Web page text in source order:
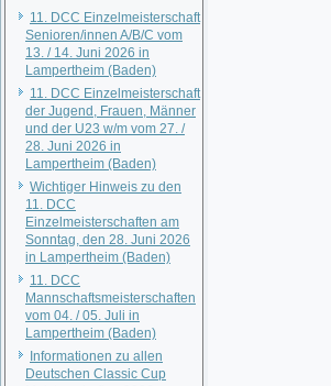
11. DCC Einzelmeisterschaft
Senioren/innen A/B/C vom
13. / 14. Juni 2026 in
Lampertheim (Baden)
11. DCC Einzelmeisterschaft
der Jugend, Frauen, Männer
und der U23 w/m vom 27. /
28. Juni 2026 in
Lampertheim (Baden)
Wichtiger Hinweis zu den
11. DCC
Einzelmeisterschaften am
Sonntag, den 28. Juni 2026
in Lampertheim (Baden)
11. DCC
Mannschaftsmeisterschaften
vom 04. / 05. Juli in
Lampertheim (Baden)
Informationen zu allen
Deutschen Classic Cup